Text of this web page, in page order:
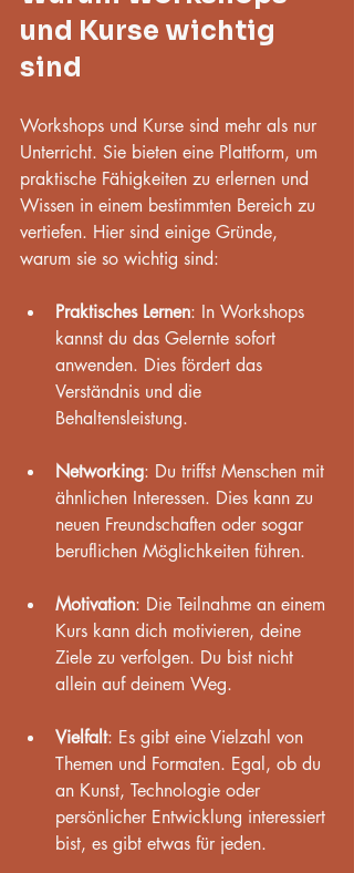
und Kurse wichtig
sind
Workshops und Kurse sind mehr als nur
Unterricht. Sie bieten eine Plattform, um
praktische Fähigkeiten zu erlernen und
Wissen in einem bestimmten Bereich zu
vertiefen. Hier sind einige Gründe,
warum sie so wichtig sind:
Praktisches Lernen: In Workshops
kannst du das Gelernte sofort
anwenden. Dies fördert das
Verständnis und die
Behaltensleistung.
Networking: Du triffst Menschen mit
ähnlichen Interessen. Dies kann zu
neuen Freundschaften oder sogar
beruflichen Möglichkeiten führen.
Motivation: Die Teilnahme an einem
Kurs kann dich motivieren, deine
Ziele zu verfolgen. Du bist nicht
allein auf deinem Weg.
Vielfalt: Es gibt eine Vielzahl von
Themen und Formaten. Egal, ob du
an Kunst, Technologie oder
persönlicher Entwicklung interessiert
bist, es gibt etwas für jeden.